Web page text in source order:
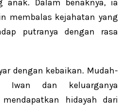
anak. Dalam benaknya, ia
membalas kejahatan yang
putranya dengan rasa
dengan kebaikan. Mudah-
Iwan dan keluarganya
hidayah dari